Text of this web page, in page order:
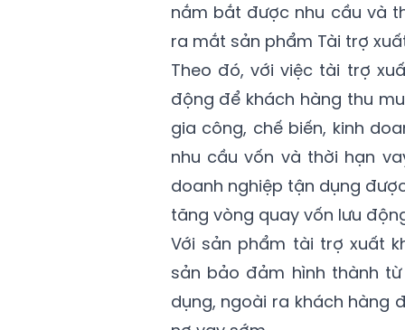
nắm bắt được nhu cầu và
ra mắt sản phẩm Tài trợ
Theo đó, với việc tài trợ
động để khách hàng thu
gia công, chế biến, kinh
nhu cầu vốn và thời hạn
doanh nghiệp tận dụng
tăng vòng quay vốn lưu
Với sản phẩm tài trợ xuất
sản bảo đảm hình thành
dụng, ngoài ra khách hàng